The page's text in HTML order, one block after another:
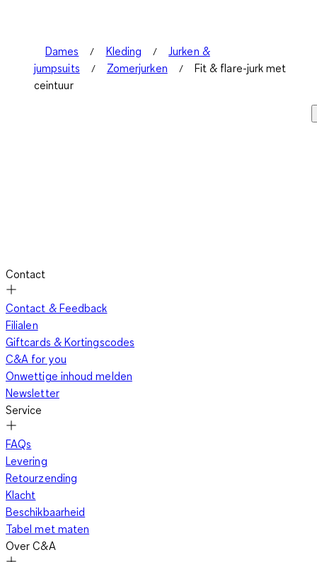
Dames Kleding
Jurken &
jumpsuits
Zomerjurken
Fit & flare-jurk met
ceintuur
Contact
Contact & Feedback
Filialen
Giftcards & Kortingscodes
C&A for you
Onwettige inhoud melden
Newsletter
Service
FAQs
Levering
Retourzending
Klacht
Beschikbaarheid
Tabel met maten
Over C&A